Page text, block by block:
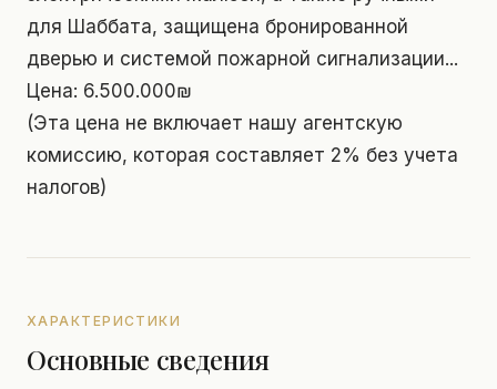
для Шаббата, защищена бронированной
дверью и системой пожарной сигнализации...
Цена: 6.500.000₪
(Эта цена не включает нашу агентскую
комиссию, которая составляет 2% без учета
налогов)
ХАРАКТЕРИСТИКИ
Основные сведения